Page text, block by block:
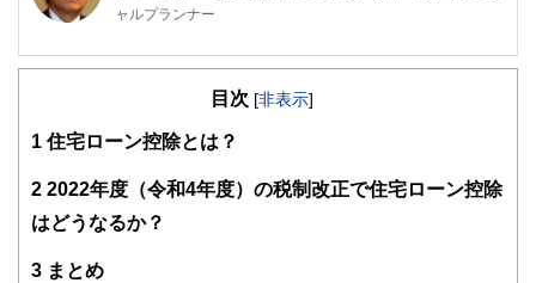
ャルプランナー
東京の築地生まれ。魚市場や築地本願寺のある下町で育つ。
現在、サマーアロー・コンサルティングの代表。
ファイナンシャル・プランナーの上位資格であるCFP（日本
業協会認定）。
FPとしてのアドバイスの範囲は、住宅購入、子供の教育費
目次 [非表示]
1 住宅ローン控除とは？
2 2022年度（令和4年度）の税制改正で住宅ローン控除
はどうなるか？
3 まとめ